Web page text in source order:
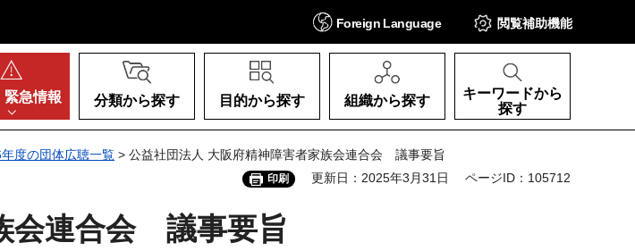
Foreign Language 閲覧補助機能
緊急情報 分類から探す 目的から探す 組織から探す
キーワードから
探す
度の団体広聴一覧 > 公益社団法人 大阪府精神障害者家族会連合会 議事要旨
印刷 更新日：2025年3月31日 ページID：105712
会連合会 議事要旨